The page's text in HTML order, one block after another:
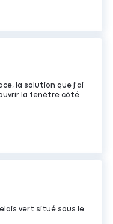
la solution que j'ai
la fenêtre côté
vert situé sous le